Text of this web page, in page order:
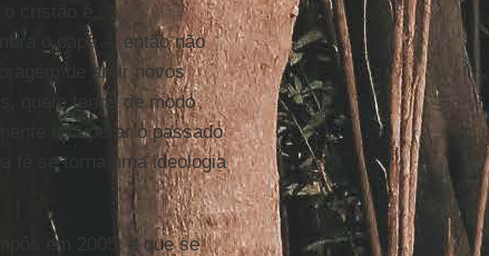
cristão é
o papa –, então não
de abrir novos
quem tende de modo
recuperar o passado
fé se torna uma ideologia
em 2005, e que se